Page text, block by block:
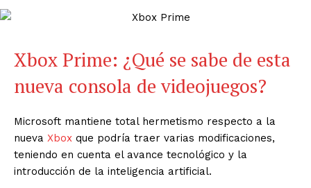
Xbox Prime: ¿Qué se sabe de esta
nueva consola de videojuegos?
Microsoft mantiene total hermetismo respecto a la
nueva Xbox que podría traer varias modificaciones,
teniendo en cuenta el avance tecnológico y la
introducción de la inteligencia artificial.